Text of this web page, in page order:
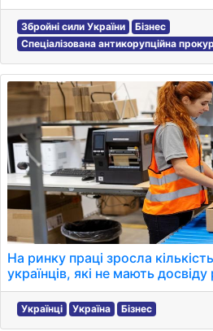
Збройні сили України
Бізнес
Спеціалізована антикорупційна
На ринку праці зросла
українців, які не мають
Українці Україна Бізнес